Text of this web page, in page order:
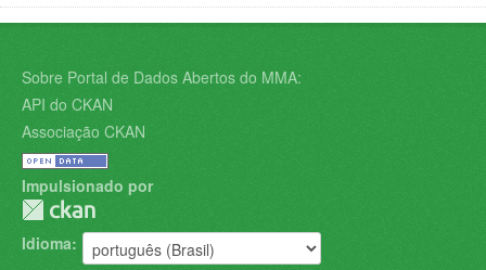
Sobre Portal de Dados Abertos do MMA:
API do CKAN
Associação CKAN
Impulsionado por
Idioma